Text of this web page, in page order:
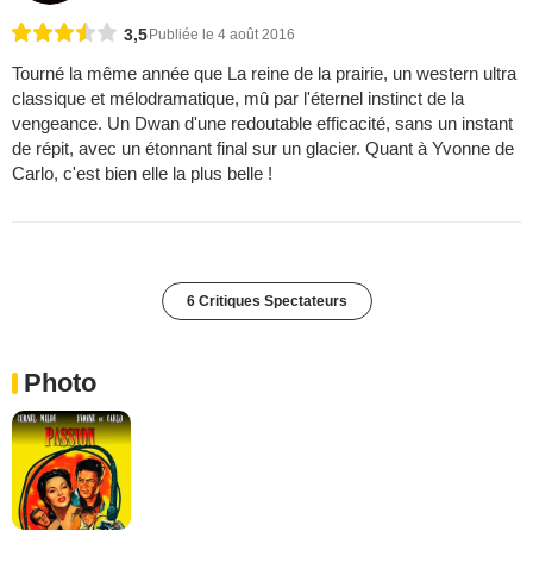
3,5 Publiée le 4 août 2016
Tourné la même année que La reine de la prairie, un western ultra
classique et mélodramatique, mû par l'éternel instinct de la
vengeance. Un Dwan d'une redoutable efficacité, sans un instant
de répit, avec un étonnant final sur un glacier. Quant à Yvonne de
Carlo, c'est bien elle la plus belle !
6 Critiques Spectateurs
Photo